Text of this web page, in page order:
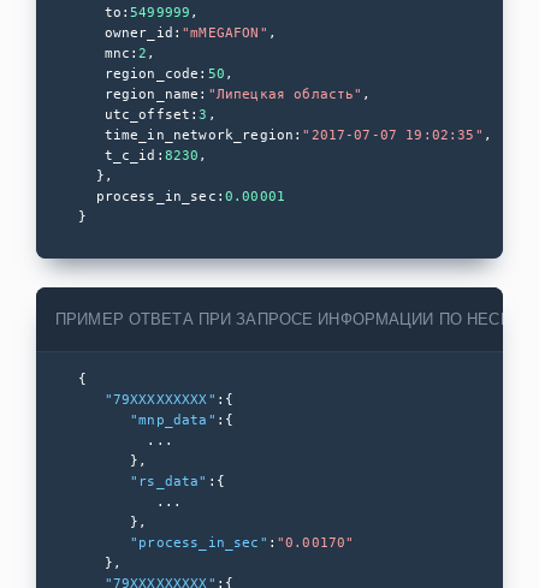
ApiX-Drive
Docpart
Клиентикс
МойСклад
InSales
STOCRM
БонусПлюс
Рилл-Софт
   to:
5499999 ,
   owner_id:
"mMEGAFON" ,
   mnc:
2 ,
   region_code:
50 ,
   region_name:
"Липецкая область" ,
   utc_offset:
3 ,
   time_in_network_region:
"2017-07-07 19:02:35" ,
   t_c_id:
8230 ,
  },
  process_in_sec:
0.00001
}
ПРИМЕР ОТВЕТА ПРИ ЗАПРОСЕ ИНФОРМАЦИИ ПО
{
"79XXXXXXXXX" :{
"mnp_data" :{
        ...
      },
"rs_data" :{
         ...
      },
"process_in_sec" : "0.00170"
   },
"79XXXXXXXXX" :{